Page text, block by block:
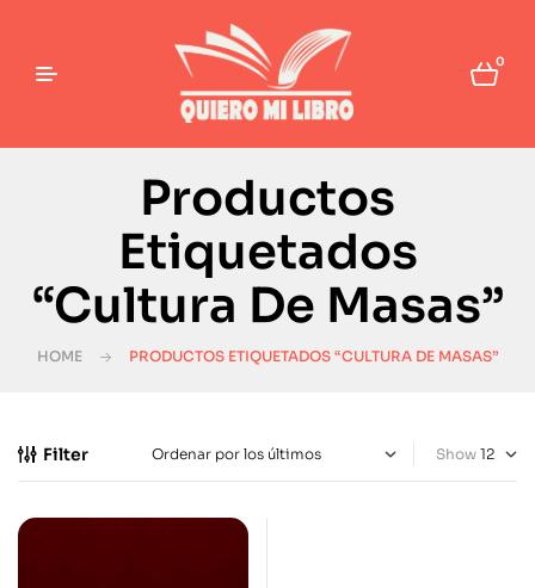
0
Productos
Etiquetados
“Cultura De Masas”
HOME PRODUCTOS ETIQUETADOS “CULTURA DE MASAS”
Filter Show